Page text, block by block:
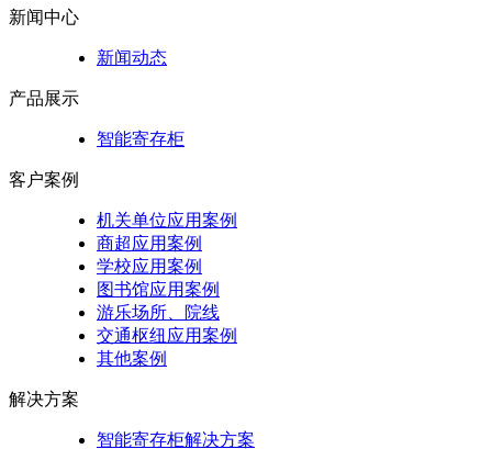
新闻中心
新闻动态
产品展示
智能寄存柜
客户案例
机关单位应用案例
商超应用案例
学校应用案例
图书馆应用案例
游乐场所、院线
交通枢纽应用案例
其他案例
解决方案
智能寄存柜解决方案